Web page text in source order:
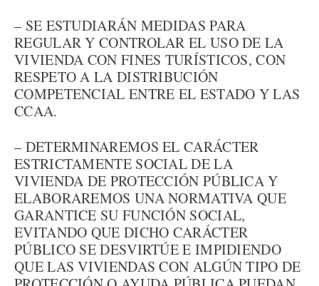
– SE ESTUDIARÁN MEDIDAS PARA
REGULAR Y CONTROLAR EL USO DE LA
VIVIENDA CON FINES TURÍSTICOS, CON
RESPETO A LA DISTRIBUCIÓN
COMPETENCIAL ENTRE EL ESTADO Y LAS
CCAA.
– DETERMINAREMOS EL CARÁCTER
ESTRICTAMENTE SOCIAL DE LA
VIVIENDA DE PROTECCIÓN PÚBLICA Y
ELABORAREMOS UNA NORMATIVA QUE
GARANTICE SU FUNCIÓN SOCIAL,
EVITANDO QUE DICHO CARÁCTER
PÚBLICO SE DESVIRTÚE E IMPIDIENDO
QUE LAS VIVIENDAS CON ALGÚN TIPO DE